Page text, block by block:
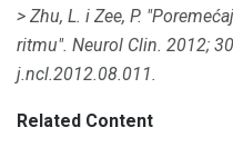
> Zhu, L. i Zee, P.
ritmu". Neurol Clin. 2012;
j.ncl.2012.08.011.
Related Content